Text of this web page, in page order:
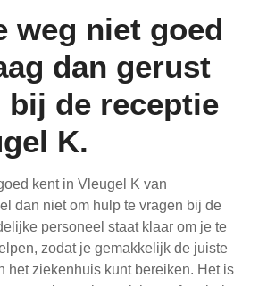
weg niet goed
dan gerust
bij de receptie
K.
kent in Vleugel K van
dan niet om hulp te vragen bij de
personeel staat klaar om je te
zodat je gemakkelijk de juiste
het ziekenhuis kunt bereiken. Het is